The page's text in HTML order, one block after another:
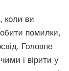
коли ви
помилки,
Головне
і вірити у